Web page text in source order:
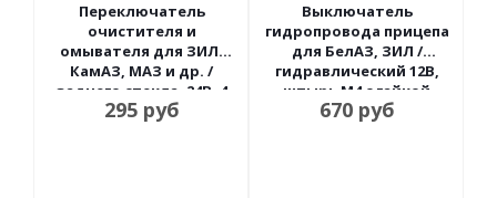
Переключатель
очистителя и
омывателя для ЗИЛ,
КамАЗ, МАЗ и др. /
заднего стекла, 24В, 4
контакта АВАР
295руб
Выключатель
гидропровода прицепа
для БелАЗ, ЗИЛ /
гидравлический 12В,
штырь М4 с гайкой
ЛЭТЗ
670руб